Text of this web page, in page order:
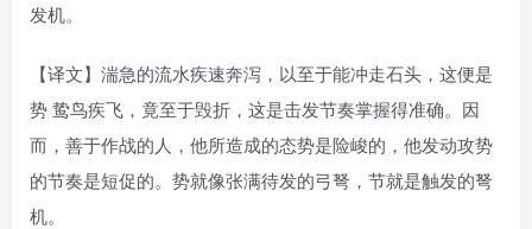
发机。
【译文】湍急的流水疾速奔泻，以至于能冲走石头，这便是
势 鸷鸟疾飞，竟至于毁折，这是击发节奏掌握得准确。因
而，善于作战的人，他所造成的态势是险峻的，他发动攻势
的节奏是短促的。势就像张满待发的弓弩，节就是触发的弩
机。